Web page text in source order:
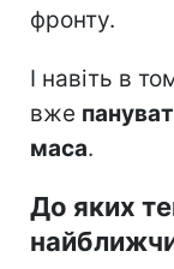
фронту.
І навіть в
вже
маса.
До яких